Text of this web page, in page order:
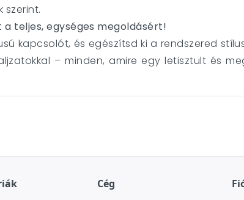
teljes, egységes megoldásért!
kapcsolót, és egészítsd ki a rendszered
– minden, amire egy letisztult és
Cég